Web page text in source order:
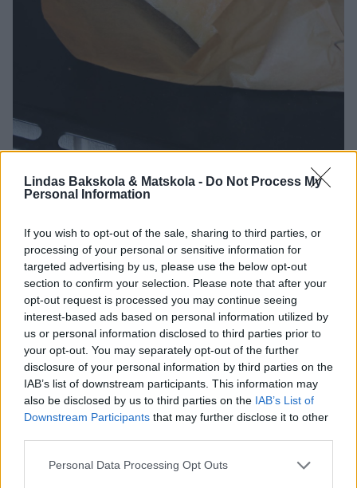
Lindas Bakskola & Matskola - Do Not Process My
Personal Information
If you wish to opt-out of the sale, sharing to third parties, or
processing of your personal or sensitive information for
targeted advertising by us, please use the below opt-out
section to confirm your selection. Please note that after your
opt-out request is processed you may continue seeing
interest-based ads based on personal information utilized by
us or personal information disclosed to third parties prior to
your opt-out. You may separately opt-out of the further
disclosure of your personal information by third parties on the
IAB’s list of downstream participants. This information may
also be disclosed by us to third parties on the IAB’s List of
Downstream Participants that may further disclose it to other
Personal Data Processing Opt Outs
4. Grädda brödet mitt i ugnen i den höga värmen i 8–10 min. Sänk